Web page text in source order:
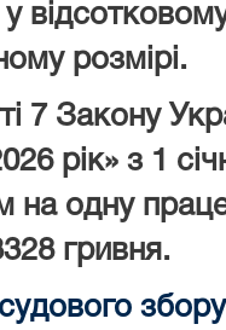
розмірі.
7 Закону
рік» з 1
на одну
гривня.
збору